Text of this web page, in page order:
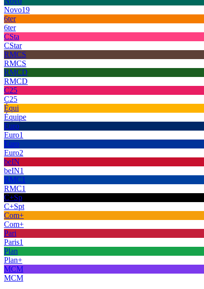
Novo19
6ter
6ter
CSta
CStar
RMCS
RMCS
RMCD
RMCD
C25
C25
Équi
Équipe
Euro
Euro1
Euro
Euro2
beIN
beIN1
RMC1
RMC1
C+Sp
C+Spt
Com+
Com+
Pari
Paris1
Plan
Plan+
MCM
MCM